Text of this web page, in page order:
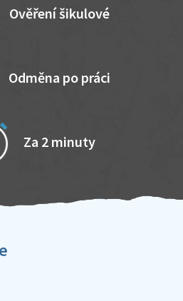
Ověření šikulové
Odměna po práci
Za 2 minuty